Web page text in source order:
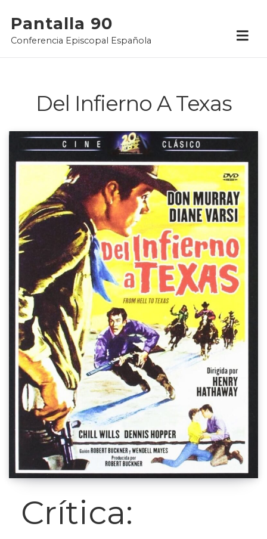
content
Pantalla 90
Conferencia Episcopal Española
Del Infierno A Texas
Crítica: